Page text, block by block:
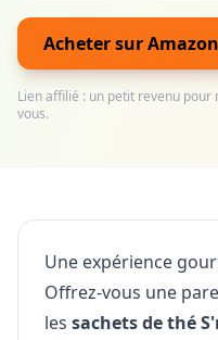
Acheter sur Amazon
Lien affilié : un petit revenu
vous.
Une expérience
Offrez-vous une
les sachets de thé